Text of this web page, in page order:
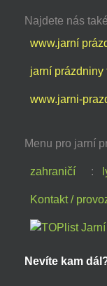
Najdete nás
www.jarní
jarní prázdniny
www.jarni-
Menu pro jarní
zahraničí :
Kontakt /
Nevíte kam